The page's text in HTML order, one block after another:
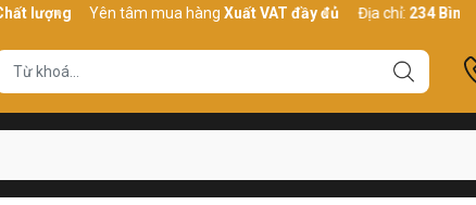
lượng Yên tâm mua hàngXuất VAT đầy đủ Địa chỉ:234 Bình